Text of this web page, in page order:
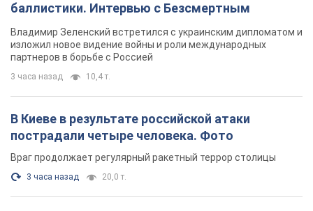
баллистики. Интервью с Безсмертным
Владимир Зеленский встретился с украинским дипломатом и
изложил новое видение войны и роли международных
партнеров в борьбе с Россией
3 часа назад 10,4 т.
В Киеве в результате российской атаки
пострадали четыре человека. Фото
Враг продолжает регулярный ракетный террор столицы
3 часа назад 20,0 т.